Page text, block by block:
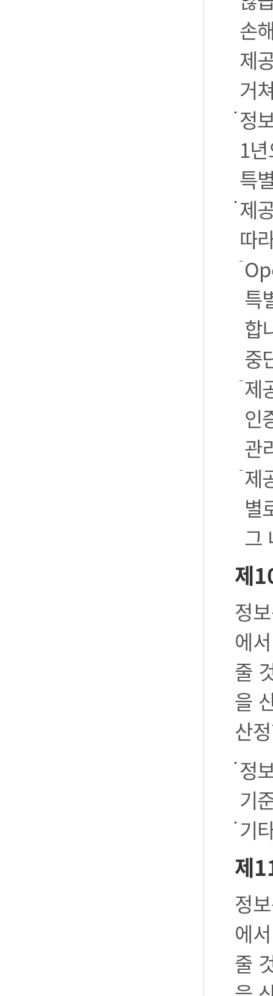
손
제
거
정
1
특
제
따
특
합
중
제
인
관
제
별
그
제
정
에
줄
을
산
정
기
기
제
정
에
줄